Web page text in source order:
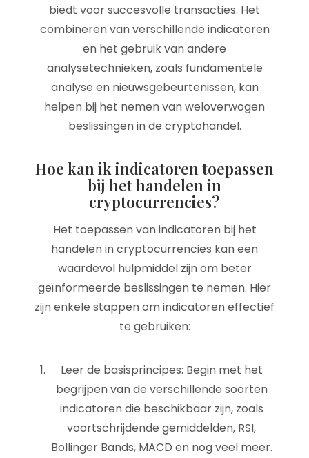
biedt voor succesvolle transacties. Het
combineren van verschillende indicatoren
en het gebruik van andere
analysetechnieken, zoals fundamentele
analyse en nieuwsgebeurtenissen, kan
helpen bij het nemen van weloverwogen
beslissingen in de cryptohandel.
Hoe kan ik indicatoren toepassen
bij het handelen in
cryptocurrencies?
Het toepassen van indicatoren bij het
handelen in cryptocurrencies kan een
waardevol hulpmiddel zijn om beter
geïnformeerde beslissingen te nemen. Hier
zijn enkele stappen om indicatoren effectief
te gebruiken:
Leer de basisprincipes: Begin met het
begrijpen van de verschillende soorten
indicatoren die beschikbaar zijn, zoals
voortschrijdende gemiddelden, RSI,
Bollinger Bands, MACD en nog veel meer.